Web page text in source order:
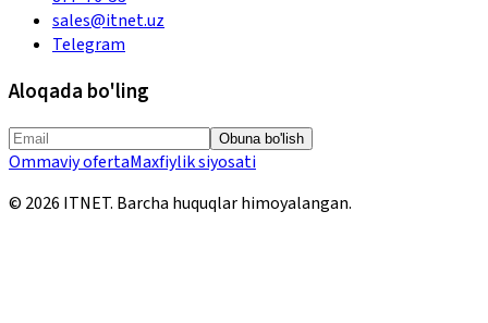
sales@itnet.uz
Telegram
Aloqada bo'ling
Obuna bo'lish
Ommaviy ofertaMaxfiylik siyosati
© 2026 ITNET. Barcha huquqlar himoyalangan.